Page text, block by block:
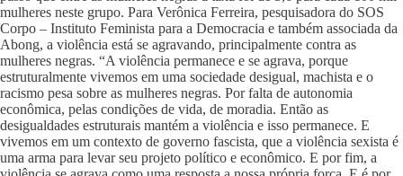
mulheres neste grupo. Para Verônica Ferreira, pesquisadora do SOS
Corpo – Instituto Feminista para a Democracia e também associada da
Abong, a violência está se agravando, principalmente contra as
mulheres negras. “A violência permanece e se agrava, porque
estruturalmente vivemos em uma sociedade desigual, machista e o
racismo pesa sobre as mulheres negras. Por falta de autonomia
econômica, pelas condições de vida, de moradia. Então as
desigualdades estruturais mantém a violência e isso permanece. E
vivemos em um contexto de governo fascista, que a violência sexista é
uma arma para levar seu projeto político e econômico. E por fim, a